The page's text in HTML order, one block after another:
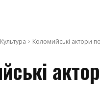
Культура Коломийські актори